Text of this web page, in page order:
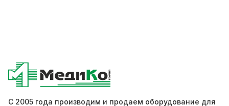
С 2005 года производим и продаем оборудование для